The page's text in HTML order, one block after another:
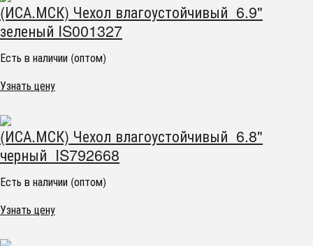
(ИСА.МСК) Чехол влагоустойчивый 6.9"
зеленый IS001327
Есть в наличии (оптом)
Узнать цену
(ИСА.МСК) Чехол влагоустойчивый 6.8"
черный IS792668
Есть в наличии (оптом)
Узнать цену